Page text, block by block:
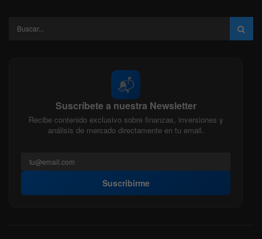
📬
Suscríbete a nuestra Newsletter
Recibe contenido exclusivo sobre finanzas, inversiones y
análisis de mercado directamente en tu email.
Suscribirme